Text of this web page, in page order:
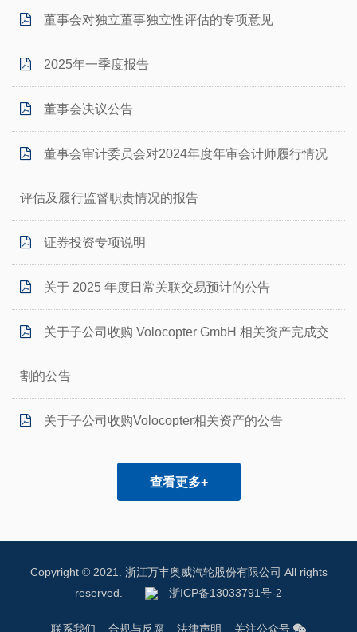
董事会对独立董事独立性评估的专项意见
2025年一季度报告
董事会决议公告
董事会审计委员会对2024年度年审会计师履行情况
评估及履行监督职责情况的报告
证券投资专项说明
关于 2025 年度日常关联交易预计的公告
关于子公司收购 Volocopter GmbH 相关资产完成交
割的公告
关于子公司收购Volocopter相关资产的公告
查看更多+
Copyright © 2021. 浙江万丰奥威汽轮股份有限公司 All rights
reserved.
浙ICP备13033791号-2
联系我们 合规与反腐 法律声明 关注公众号